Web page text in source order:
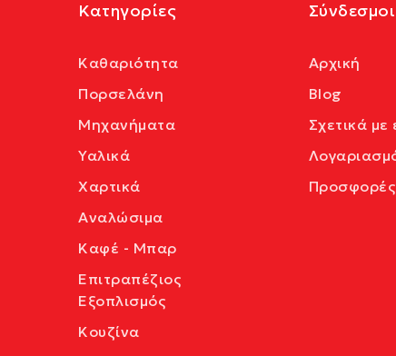
Κατηγορίες
Καθαριότητα
Πορσελάνη
Μηχανήματα
Υαλικά
Χαρτικά
Αναλώσιμα
Καφέ - Μπαρ
Επιτραπέζιος
Εξοπλισμός
Κουζίνα
Σύνδεσμοι
Αρχική
Blog
Σχετικά με
Προσφορές